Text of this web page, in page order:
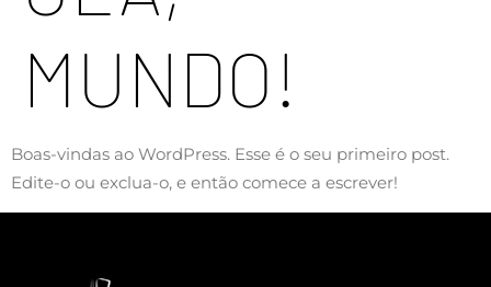
MUNDO!
Boas-vindas ao WordPress. Esse é o seu primeiro post.
Edite-o ou exclua-o, e então comece a escrever!